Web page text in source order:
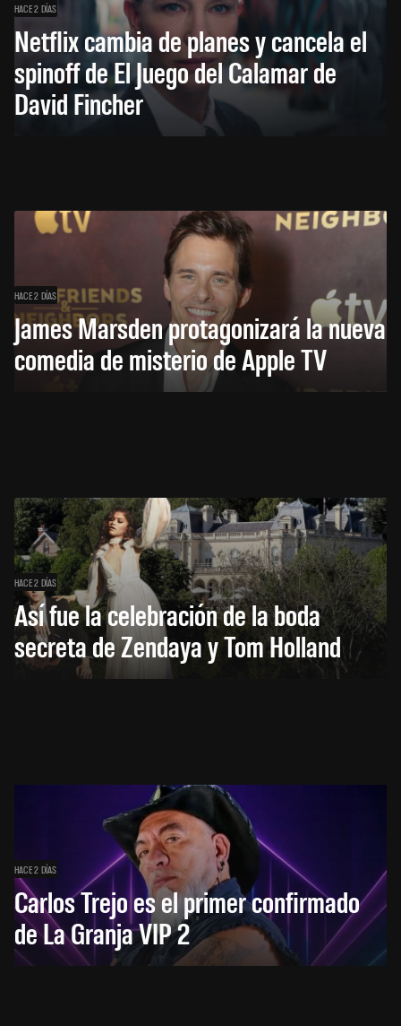
HACE 2 DÍAS
Netflix cambia de planes y cancela el
spinoff de El Juego del Calamar de
David Fincher
HACE 2 DÍAS
James Marsden protagonizará la nueva
comedia de misterio de Apple TV
HACE 2 DÍAS
Así fue la celebración de la boda
secreta de Zendaya y Tom Holland
HACE 2 DÍAS
Carlos Trejo es el primer confirmado
de La Granja VIP 2